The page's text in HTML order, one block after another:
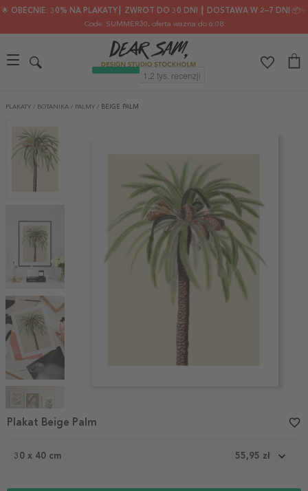
🌟 OBECNIE: 30% NA PLAKATY┃ ZWROT DO 30 DNI ┃ DOSTAWA W 2–7 DNI 📦✨
Code: SUMMER30, oferta ważna do 6.08
PLAKATY / BOTANIKA / PALMY / BEIGE PALM
1
30 x 40 cm 55,95 zł
Plakat Beige Palm favorite_border